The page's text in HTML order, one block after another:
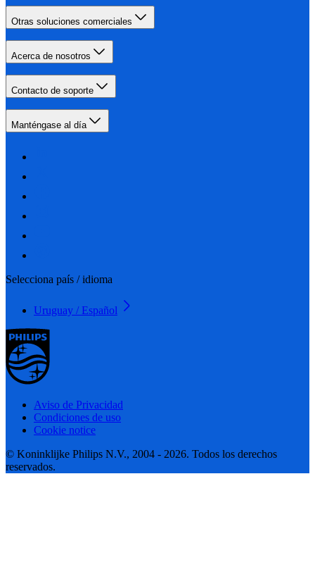
Otras soluciones comerciales
Acerca de nosotros
Contacto de soporte
Manténgase al día
Selecciona país / idioma
Uruguay / Español
Aviso de Privacidad
Condiciones de uso
Cookie notice
© Koninklijke Philips N.V., 2004 - 2026. Todos los derechos
reservados.